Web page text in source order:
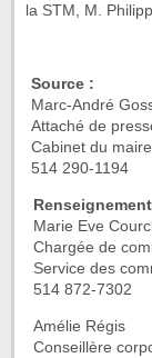
la STM, M.
Source :
Marc-André
Attaché de
Cabinet du
514 290-1194
Marie Eve
Chargée de
Service des
514 872-7302
Amélie Régis
Conseillère